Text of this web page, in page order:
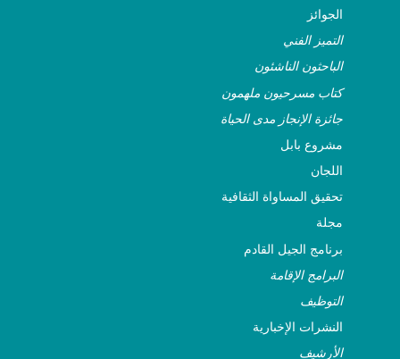
الجوائز
التميز الفني
الباحثون الناشئون
كتاب مسرحيون ملهمون
جائزة الإنجاز مدى الحياة
مشروع بابل
اللجان
تحقيق المساواة الثقافية
مجلة
برنامج الجيل القادم
البرامج الإقامة
التوظيف
النشرات الإخبارية
الأرشيف